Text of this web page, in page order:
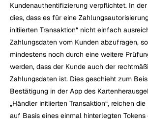
Kundenauthentifizierung verpflichtet. In
dies, dass es für eine
initiierten Transaktion“ nicht einfach
Zahlungsdaten vom Kunden abzufragen,
mindestens noch durch eine weitere
werden, dass der Kunde auch der
Zahlungsdaten ist. Dies geschieht zum
Bestätigung in der App des
„Händler initiierten Transaktion“, reichen
auf Basis eines einmal hinterlegten Tokens